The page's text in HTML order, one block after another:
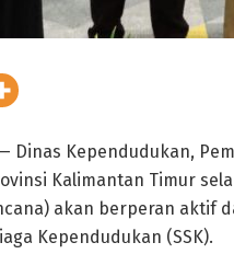
Dinas Kependudukan,
Kalimantan Timur
akan berperan aktif
Kependudukan (SSK).